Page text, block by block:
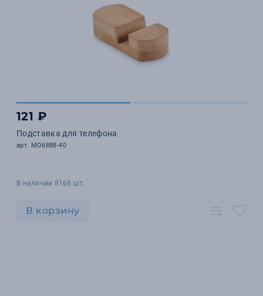
121 ₽
Подставка для телефона
арт. MO6888-40
В наличии 8168 шт.
В корзину